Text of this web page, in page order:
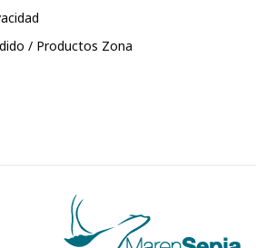
/ Productos Zona